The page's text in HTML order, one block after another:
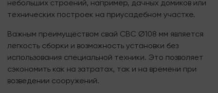
небольших строений, например, дачных домиков или
технических построек на приусадебном участке.
Важным преимуществом свай СВС Ø108 мм является
легкость сборки и возможность установки без
использования специальной техники. Это позволяет
сэкономить как на затратах, так и на времени при
возведении сооружений.